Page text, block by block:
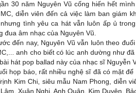
30 năm Nguyên Vũ cống hiến hết
diễn viên đến cả việc làm ban giám
tình yêu ca hát vẫn luôn ấp ủ
đua âm nhạc của Nguyên Vũ.
đến nay, Nguyên Vũ vẫn luôn theo
anh cho biết có lúc anh dường như
hát pop ballad này của nhạc sĩ Nguyễn
họp báo, rất nhiều nghệ sĩ đã có mặt
Kim Chi, siêu mẫu Nam Phong, diễn
Xuân Nghi, Anh Quân, Kim Duyên,